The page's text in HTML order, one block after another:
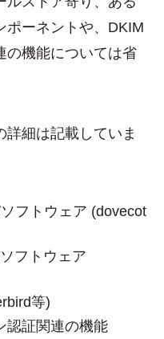
ポーネントや、DKIM
の機能については省
細は記載していま
フトウェア (dovecot
フトウェア
等)
認証関連の機能